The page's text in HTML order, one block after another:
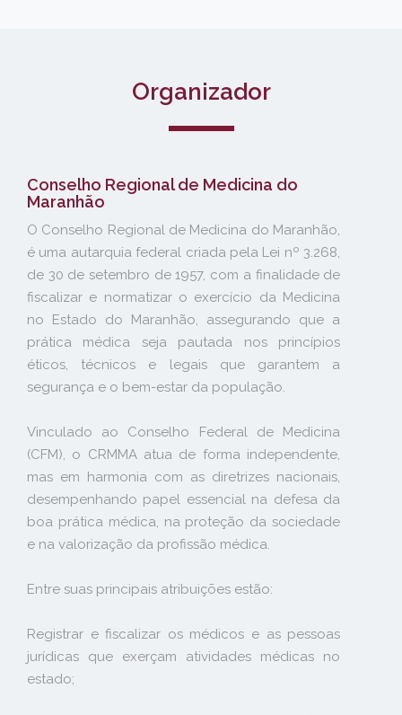
Organizador
Conselho Regional de Medicina do
Maranhão
O Conselho Regional de Medicina do Maranhão,
é uma autarquia federal criada pela Lei nº 3.268,
de 30 de setembro de 1957, com a finalidade de
fiscalizar e normatizar o exercício da Medicina
no Estado do Maranhão, assegurando que a
prática médica seja pautada nos princípios
éticos, técnicos e legais que garantem a
segurança e o bem-estar da população.
Vinculado ao Conselho Federal de Medicina
(CFM), o CRMMA atua de forma independente,
mas em harmonia com as diretrizes nacionais,
desempenhando papel essencial na defesa da
boa prática médica, na proteção da sociedade
e na valorização da profissão médica.
Entre suas principais atribuições estão:
Registrar e fiscalizar os médicos e as pessoas
jurídicas que exerçam atividades médicas no
estado;